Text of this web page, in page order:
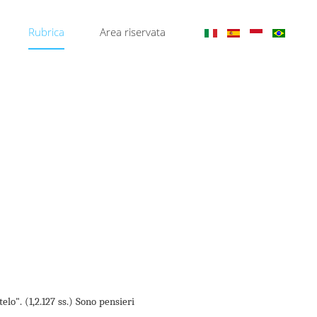
Rubrica Area riservata
(1,2.127 ss.) Sono pensieri